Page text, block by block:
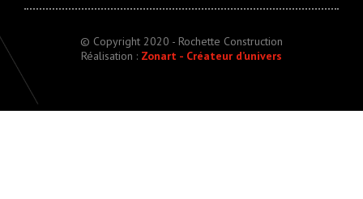
© Copyright 2020 - Rochette Construction
Réalisation : Zonart - Créateur d’univers